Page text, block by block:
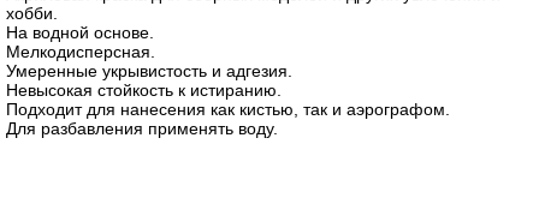
хобби.
На водной основе.
Мелкодисперсная.
Умеренные укрывистость и адгезия.
Невысокая стойкость к истиранию.
Подходит для нанесения как кистью, так и аэрографом.
Для разбавления применять воду.